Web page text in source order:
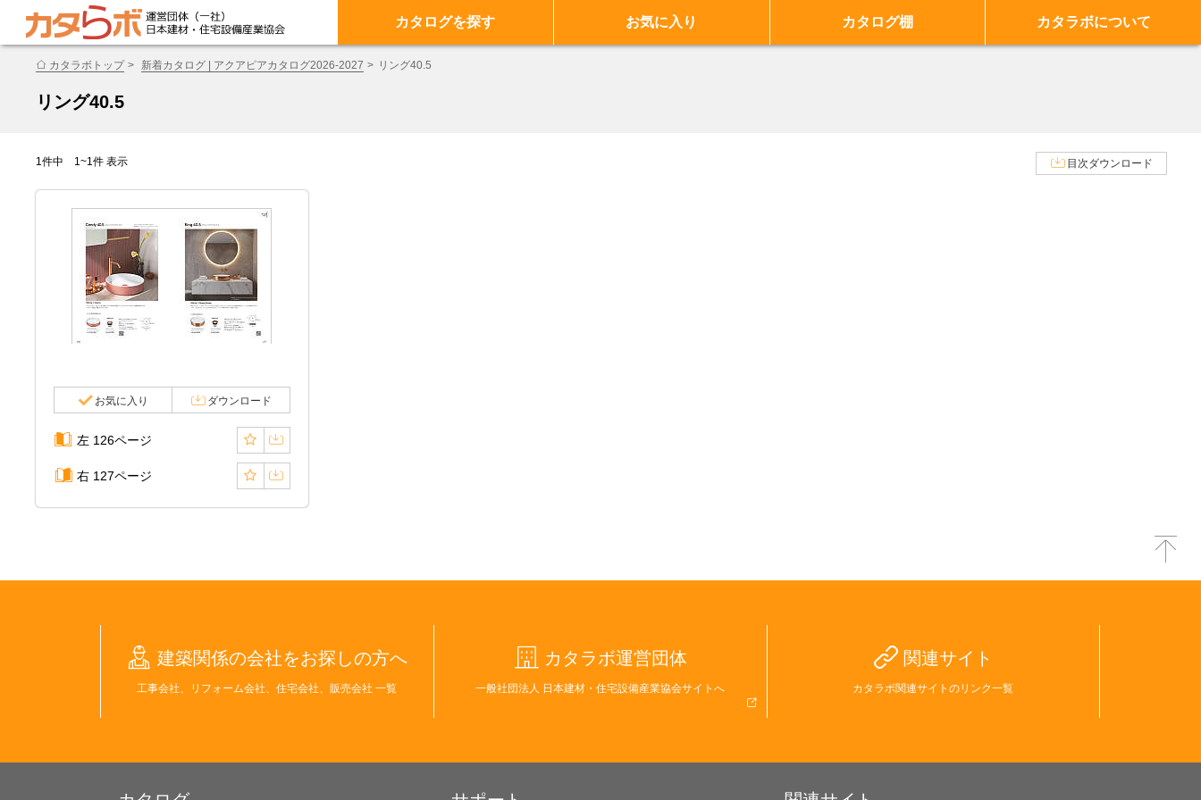
カタログを探す お気に入り カタログ棚 カタラボについて
カタラボトップ 新着カタログ | アクアピアカタログ2026-2027 リング40.5
リング40.5
1件中 1~1件 表示 目次ダウンロード
お気に入り ダウンロード
左 126ページ
右 127ページ
建築関係の会社をお探しの方へ
工事会社、リフォーム会社、住宅会社、販売会社 一覧
カタラボ運営団体
一般社団法人 日本建材・住宅設備産業協会サイトへ
関連サイト
カタラボ関連サイトのリンク一覧